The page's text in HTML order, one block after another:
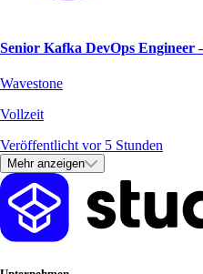
Senior Kafka DevOps Engineer
Wavestone
Vollzeit
Veröffentlicht vor 5 Stunden
Mehr anzeigen